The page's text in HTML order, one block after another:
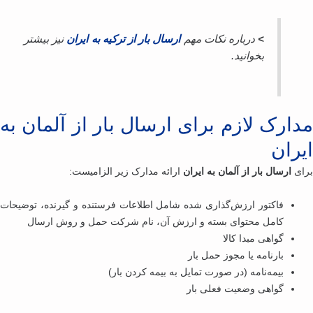
>درباره نکات مهمارسال بار از ترکیه به ایراننیز بیشتر
بخوانید.
لازم برای ارسال بار از آلمان به
ارسال بار از آلمان به ایران ارائه مدارک زیر الزامیست:
فاکتور ارزش‌گذاری شده شامل اطلاعات فرستنده و گیرنده، توضیحات
کامل محتوای بسته و ارزش آن، نام شرکت حمل و روش ارسال
گواهی مبدا کالا
بارنامه یا مجوز حمل بار
بیمه‌نامه (در صورت تمایل به بیمه کردن بار)
گواهی وضعیت فعلی بار